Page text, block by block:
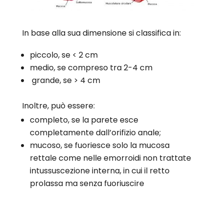
In base alla sua dimensione si classifica in:
piccolo, se < 2 cm
medio, se compreso tra 2-4 cm
grande, se > 4 cm
Inoltre, può essere:
completo, se la parete esce
completamente dall’orifizio anale;
mucoso, se fuoriesce solo la mucosa
rettale come nelle emorroidi non trattate
intussuscezione interna, in cui il retto
prolassa ma senza fuoriuscire